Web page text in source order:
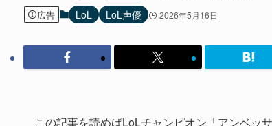
広告 LoL LoL声優 2026年5月16日
この記事を読めばLoLチャンピオン「アンベッ